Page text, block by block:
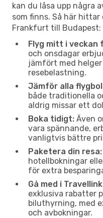
kan du låsa upp några
som finns. Så här
Frankfurt till Budapest:
Flyg mitt i
och onsdagar
jämfört med
resebelastning.
Jämför alla
både traditionella
aldrig missar ett
Boka tidigt: Även
vara spännande,
vanligtvis bättre
Paketera din resa:
hotellbokningar
för extra
Gå med i
exklusiva rabatter
biluthyrning, med
och avbokningar.